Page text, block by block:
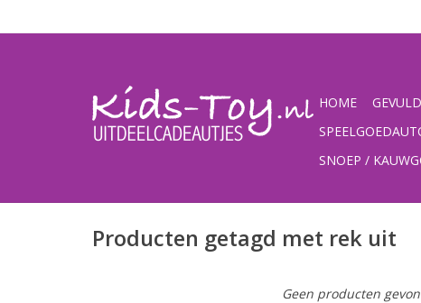
HOME
SNOEP /
Producten getagd met rek uit
Geen producten